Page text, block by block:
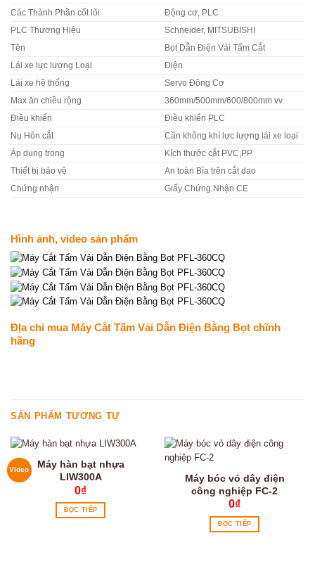
Các Thành Phần cốt lõi Động cơ, PLC
PLC Thương Hiệu Schneider, MITSUBISHI
Tên Bọt Dẫn Điện Vải Tấm Cắt
Lái xe lực lượng Loại Điện
Lái xe hệ thống Servo Động Cơ
Max ăn chiều rộng 360mm/500mm/600/800mm vv
Điều khiển Điều khiển PLC
Nụ Hôn cắt Cần không khí lực lượng lái xe loại
Áp dụng trong Kích thước cắt PVC,PP
Thiết bị bảo vệ An toàn Bìa trên cắt dao
Chứng nhận Giấy Chứng Nhận CE
Hình ảnh, video sản phẩm
ĐỊa chỉ mua Máy Cắt Tấm Vải Dẫn Điện Bằng Bọt chĩnh
hãng
SẢN PHẨM TƯƠNG TỰ
Video
Máy hàn bạt nhựa
LIW300A
0₫
ĐỌC TIẾP
Máy bóc vỏ dây điện
công nghiệp FC-2
0₫
ĐỌC TIẾP